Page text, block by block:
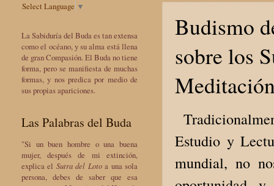
Budismo
sobre los
Estudio y
mundial, no
Select Language ▼
La Sabiduría del Buda es tan extensa
como el océano, y su alma está llena
de gran Compasión. El Buda no tiene
forma, pero se manifiesta de muchas
formas, y nos predica por medio de
sus propias apariciones.
Las Palabras del Buda
"Si un buen hombre o una buena
mujer, después de mi extinción,
explica el Sutra del Lotoa una sola
persona, debes de saber que esa